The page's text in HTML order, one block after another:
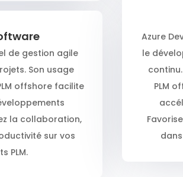
de gestion agile
Son usage
offshore facilite
la collaboration,
sur vos
PLM.
Azure
le
PLM